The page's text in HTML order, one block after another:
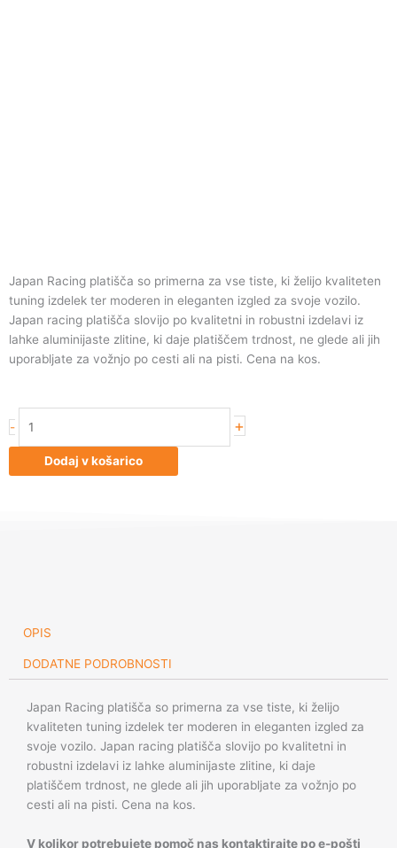
Japan Racing platišča so primerna za vse tiste, ki želijo kvaliteten
tuning izdelek ter moderen in eleganten izgled za svoje vozilo.
Japan racing platišča slovijo po kvalitetni in robustni izdelavi iz
lahke aluminijaste zlitine, ki daje platiščem trdnost, ne glede ali jih
uporabljate za vožnjo po cesti ali na pisti. Cena na kos.
-
Racing
JR22
18x7,5
+
Dodaj v košarico
OPIS
DODATNE PODROBNOSTI
Japan Racing platišča so primerna za vse tiste, ki želijo
kvaliteten tuning izdelek ter moderen in eleganten izgled za
svoje vozilo. Japan racing platišča slovijo po kvalitetni in
robustni izdelavi iz lahke aluminijaste zlitine, ki daje
platiščem trdnost, ne glede ali jih uporabljate za vožnjo po
cesti ali na pisti. Cena na kos.
V kolikor potrebujete pomoč nas kontaktirajte po e-pošti